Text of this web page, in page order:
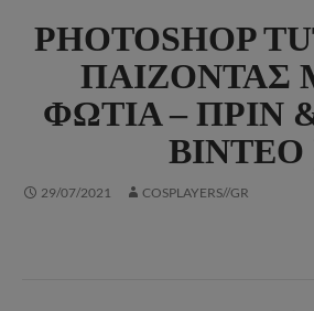
PHOTOSHOP
ΠΑΊΖΟΝΤΑΣ
ΦΩΤΙΆ – ΠΡΙΝ
ΒΊΝΤΕΟ
29/07/2021 COSPLAYERS//GR